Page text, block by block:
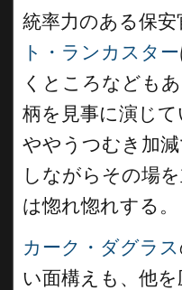
統率力のある保
ト・ランカスター
くところなども
柄を見事に演じて
ややうつむき加
しながらその場
は惚れ惚れする。
カーク・ダグラス
い面構えも、他を